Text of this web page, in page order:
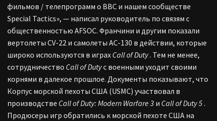
фильмов / телепрограмм о ВВС и нашем сообществе
Special Tactics», — написал руководитель по связям с
общественностью AFSOC. Франчини и другим показали
вертолеты CV-22 и самолеты AC-130 в действии, которые
широко используются в играх Call of Duty. Тем не менее,
сотрудничество Call of Dutyс военными уходит своими
корнями в далекое прошлое. Документы показывают, что
Корпус морской пехоты США (USMC) участвовал в
производстве Call of Duty: Modern Warfare 3 и Call of Duty 5.
Продюсеры игр обратились к морской пехоте США на